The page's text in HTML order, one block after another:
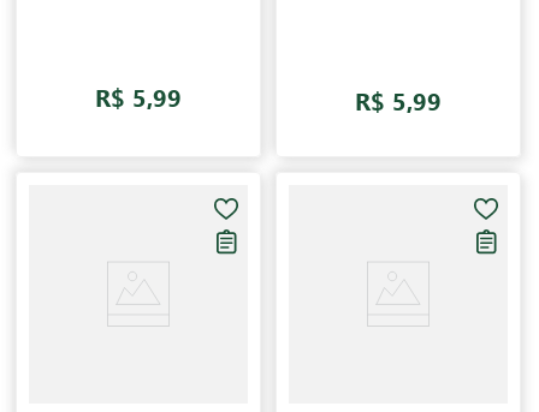
R$ 5,99 R$ 5,99